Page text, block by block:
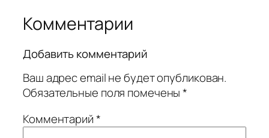
Комментарии
Добавить комментарий
Ваш адрес email не будет опубликован.
Обязательные поля помечены*
Комментарий*